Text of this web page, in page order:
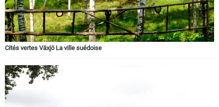
Cités vertes Växjö La ville suédoise